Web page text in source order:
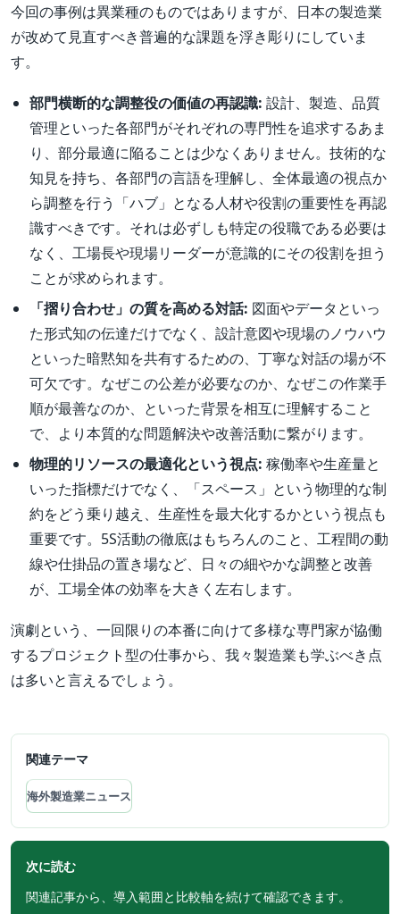
今回の事例は異業種のものではありますが、日本の製造業
が改めて見直すべき普遍的な課題を浮き彫りにしていま
す。
部門横断的な調整役の価値の再認識: 設計、製造、品質
管理といった各部門がそれぞれの専門性を追求するあま
り、部分最適に陥ることは少なくありません。技術的な
知見を持ち、各部門の言語を理解し、全体最適の視点か
ら調整を行う「ハブ」となる人材や役割の重要性を再認
識すべきです。それは必ずしも特定の役職である必要は
なく、工場長や現場リーダーが意識的にその役割を担う
ことが求められます。
「摺り合わせ」の質を高める対話: 図面やデータといっ
た形式知の伝達だけでなく、設計意図や現場のノウハウ
といった暗黙知を共有するための、丁寧な対話の場が不
可欠です。なぜこの公差が必要なのか、なぜこの作業手
順が最善なのか、といった背景を相互に理解すること
で、より本質的な問題解決や改善活動に繋がります。
物理的リソースの最適化という視点: 稼働率や生産量と
いった指標だけでなく、「スペース」という物理的な制
約をどう乗り越え、生産性を最大化するかという視点も
重要です。5S活動の徹底はもちろんのこと、工程間の動
線や仕掛品の置き場など、日々の細やかな調整と改善
が、工場全体の効率を大きく左右します。
演劇という、一回限りの本番に向けて多様な専門家が協働
するプロジェクト型の仕事から、我々製造業も学ぶべき点
は多いと言えるでしょう。
関連テーマ
海外製造業ニュース
次に読む
関連記事から、導入範囲と比較軸を続けて確認できます。